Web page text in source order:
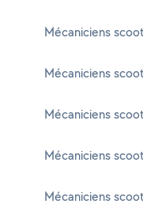
Mécaniciens
Mécaniciens
Mécaniciens
Mécaniciens
Mécaniciens